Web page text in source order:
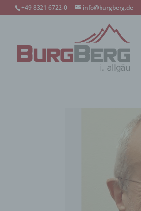
+49 8321 6722-0 info@burgberg.de